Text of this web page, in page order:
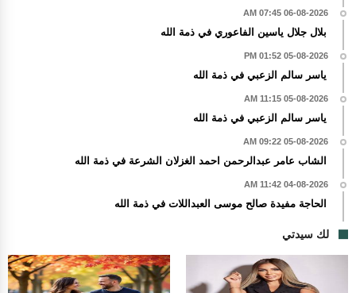
06-08-2026 07:45 AM
بلال جلال ياسين الفاعوري في ذمة الله
05-08-2026 01:52 PM
ياسر سالم الزعبي في ذمة الله
05-08-2026 11:15 AM
ياسر سالم الزعبي في ذمة الله
05-08-2026 09:22 AM
الشاب عامر عبدالرحمن احمد الغزلان الشرعة في ذمة الله
04-08-2026 11:42 AM
الحاجة مفيدة صالح موسى العبداللات في ذمة الله
لك سيدتي